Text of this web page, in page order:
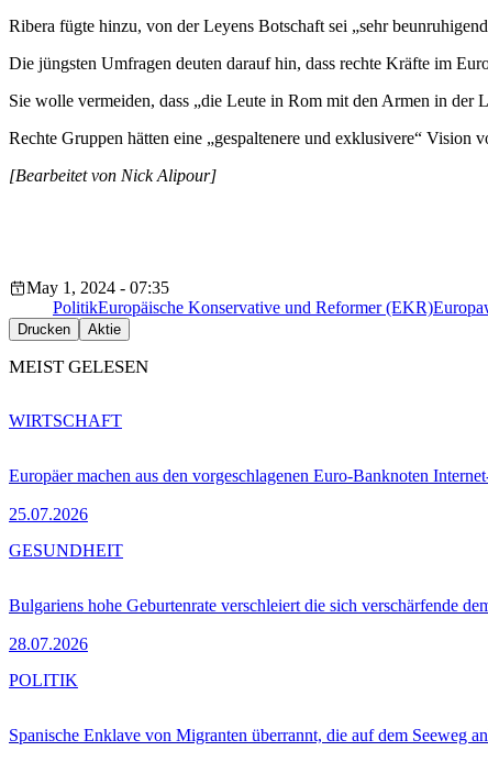
Ribera fügte hinzu, von der Leyens Botschaft sei „sehr
Die jüngsten Umfragen deuten darauf hin, dass rechte Kräfte im
Sie wolle vermeiden, dass „die Leute in Rom mit den Armen in der
Rechte Gruppen hätten eine „gespaltenere und exklusivere“ Vision
[Bearbeitet von Nick Alipour]
May 1, 2024 - 07:35
PolitikEuropäische Konservative und Reformer (EKR)
Drucken Aktie
MEIST GELESEN
Europäer machen aus den vorgeschlagenen Euro-Banknoten
25.07.2026
WIRTSCHAFT
Bulgariens hohe Geburtenrate verschleiert die sich verschärfende
28.07.2026
GESUNDHEIT
Spanische Enklave von Migranten überrannt, die auf dem Seeweg
POLITIK